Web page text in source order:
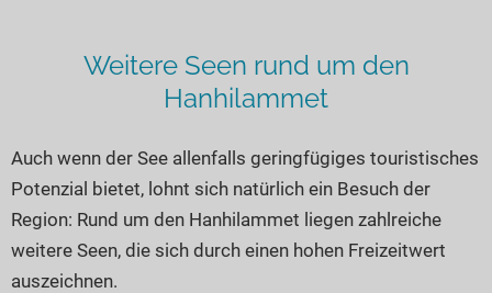
NorwegenWeitere Seen rund um den
Hanhilammet
Auch wenn der See allenfalls geringfügiges touristisches
Potenzial bietet, lohnt sich natürlich ein Besuch der
Region: Rund um den Hanhilammet liegen zahlreiche
weitere Seen, die sich durch einen hohen Freizeitwert
auszeichnen.